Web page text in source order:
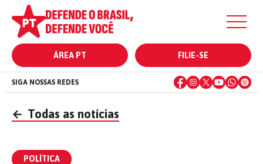
ÁREA PT FILIE-SE
SIGA NOSSAS REDES
← Todas as notícias
POLÍTICA